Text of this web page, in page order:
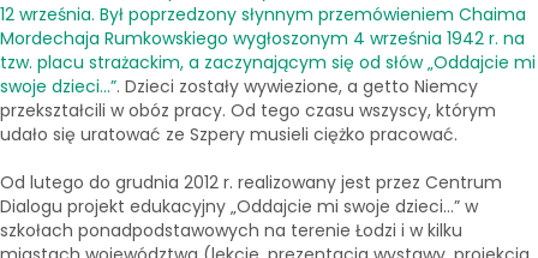
12 września. Był poprzedzony słynnym przemówieniem Chaima
Mordechaja Rumkowskiego wygłoszonym 4 września 1942 r. na
tzw. placu strażackim, a zaczynającym się od słów „Oddajcie mi
swoje dzieci...”. Dzieci zostały wywiezione, a getto Niemcy
przekształcili w obóz pracy. Od tego czasu wszyscy, którym
udało się uratować ze Szpery musieli ciężko pracować.
Od lutego do grudnia 2012 r. realizowany jest przez Centrum
Dialogu projekt edukacyjny „Oddajcie mi swoje dzieci...” w
szkołach ponadpodstawowych na terenie Łodzi i w kilku